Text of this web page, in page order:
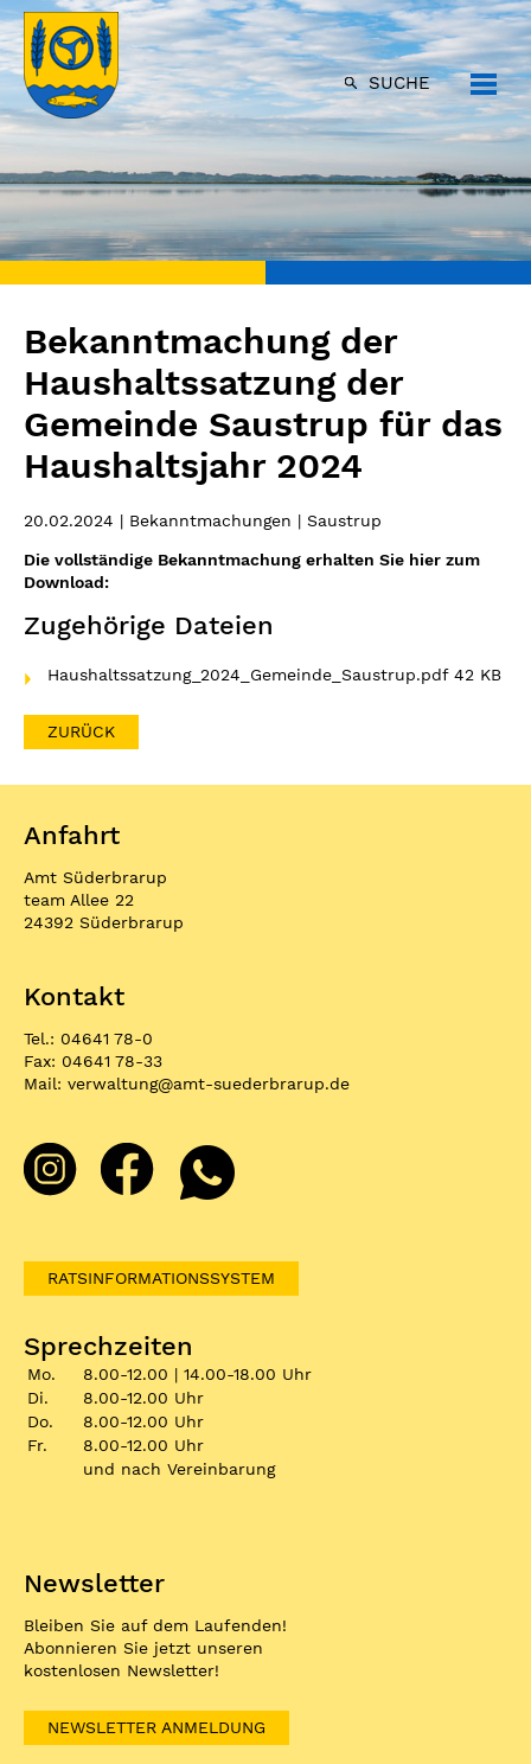
SUCHE
Bekanntmachung der
Haushaltssatzung der
Gemeinde Saustrup für das
Haushaltsjahr 2024
20.02.2024 | Bekanntmachungen | Saustrup
Die vollständige Bekanntmachung erhalten Sie hier zum
Download:
Zugehörige Dateien
Haushaltssatzung_2024_Gemeinde_Saustrup.pdf 42 KB
ZURÜCK
Anfahrt
Amt Süderbrarup
team Allee 22
24392 Süderbrarup
Kontakt
Tel.: 04641 78-0
Fax: 04641 78-33
Mail: verwaltung@amt-suederbrarup.de
RATSINFORMATIONSSYSTEM
Sprechzeiten
Mo.
8.00-12.00 | 14.00-18.00 Uhr
Di.
8.00-12.00 Uhr
Do.
8.00-12.00 Uhr
Fr.
8.00-12.00 Uhr
und nach Vereinbarung
Newsletter
Bleiben Sie auf dem Laufenden!
Abonnieren Sie jetzt unseren
kostenlosen Newsletter!
NEWSLETTER ANMELDUNG